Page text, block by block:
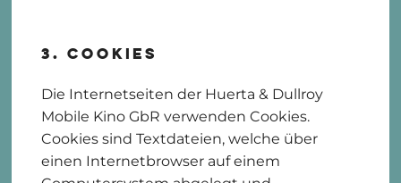
3. Cookies
Die Internetseiten der Huerta & Dullroy
Mobile Kino GbR verwenden Cookies.
Cookies sind Textdateien, welche über
einen Internetbrowser auf einem